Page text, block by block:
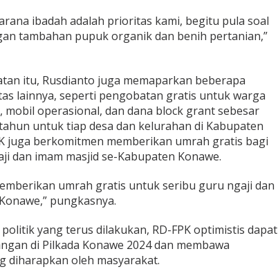
ibadah adalah prioritas kami, begitu pula soal
tambahan pupuk organik dan benih pertanian,”
itu, Rusdianto juga memaparkan beberapa
lainnya, seperti pengobatan gratis untuk warga
mobil operasional, dan dana block grant sebesar
untuk tiap desa dan kelurahan di Kabupaten
juga berkomitmen memberikan umrah gratis bagi
dan imam masjid se-Kabupaten Konawe.
umrah gratis untuk seribu guru ngaji dan
pungkasnya.
yang terus dilakukan, RD-FPK optimistis dapat
di Pilkada Konawe 2024 dan membawa
diharapkan oleh masyarakat.